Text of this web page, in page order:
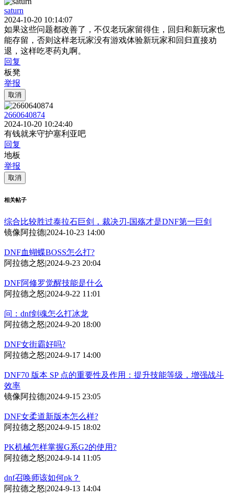
saturn
2024-10-20 10:14:07
如果这些问题都改善了，不仅老玩家留得住，回归和新玩家也
能存留，否则这样老玩家没有游戏体验新玩家和回归直接劝
退，这样吃枣药丸啊。
回复
板凳
举报
取消
2660640874
2024-10-20 10:24:40
有钱就来守护塞利亚吧
回复
地板
举报
取消
相关帖子
综合比较胜过泰拉石巨剑，裁决刃-国殇才是DNF第一巨剑
镜像阿拉德|2024-10-23 14:00
DNF血蝴蝶BOSS怎么打?
阿拉德之怒|2024-9-23 20:04
DNF阿修罗觉醒技能是什么
阿拉德之怒|2024-9-22 11:01
问：dnf剑魂怎么打冰龙
阿拉德之怒|2024-9-20 18:00
DNF女街霸好吗?
阿拉德之怒|2024-9-17 14:00
DNF70 版本 SP 点的重要性及作用：提升技能等级，增强战斗
效率
镜像阿拉德|2024-9-15 23:05
DNF女柔道新版本怎么样?
阿拉德之怒|2024-9-15 18:02
PK机械怎样掌握G系G2的使用?
阿拉德之怒|2024-9-14 11:05
dnf召唤师该如何pk？
阿拉德之怒|2024-9-13 14:04